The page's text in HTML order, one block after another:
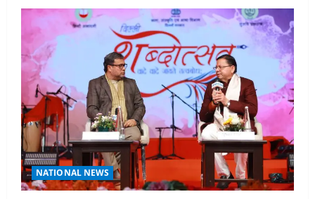
मंत्री
ने
राजमार्ग
परियोजनाओं
समीक्षा,
मुख्यमंत्री
ने
राज्य
की
प्रस्तावित
सड़क
परियोजनाओं
को
लेकर
की
पैरवी
NATIONAL NEWS